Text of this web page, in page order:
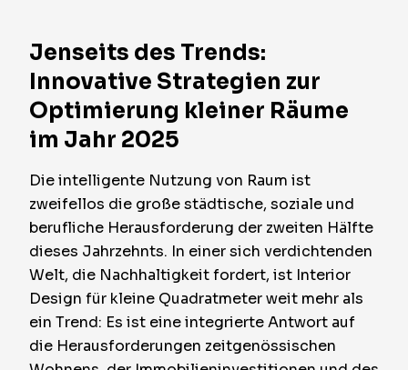
Jenseits des Trends:
Innovative Strategien zur
Optimierung kleiner Räume
im Jahr 2025
Die intelligente Nutzung von Raum ist
zweifellos die große städtische, soziale und
berufliche Herausforderung der zweiten Hälfte
dieses Jahrzehnts. In einer sich verdichtenden
Welt, die Nachhaltigkeit fordert, ist Interior
Design für kleine Quadratmeter weit mehr als
ein Trend: Es ist eine integrierte Antwort auf
die Herausforderungen zeitgenössischen